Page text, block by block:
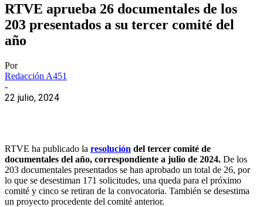
RTVE aprueba 26 documentales de los
203 presentados a su tercer comité del
año
Por
Redacción A451
-
22 julio, 2024
RTVE ha publicado la resolución del tercer comité de
documentales del año, correspondiente a julio de 2024. De los
203 documentales presentados se han aprobado un total de 26, por
lo que se desestiman 171 solicitudes, una queda para el próximo
comité y cinco se retiran de la convocatoria. También se desestima
un proyecto procedente del comité anterior.